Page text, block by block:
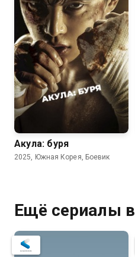
Акула: буря
2025, Южная Корея, Боевик
Ещё сериалы